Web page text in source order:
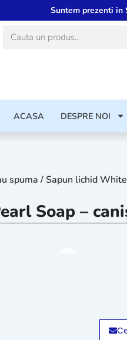
Suntem prezenti in
ACASA DESPRE NOI
spuma / Sapun lichid
Soap –